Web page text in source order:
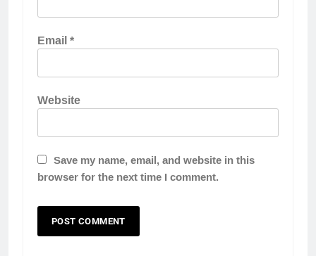
Email*
Website
Save my name, email, and website in this
browser for the next time I comment.